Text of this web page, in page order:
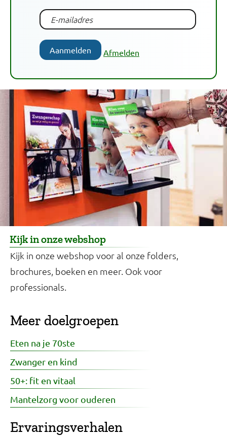
Aanmelden Afmelden
Kijk in onze webshop
Kijk in onze webshop voor al onze folders,
brochures, boeken en meer. Ook voor
professionals.
Meer doelgroepen
Eten na je 70ste
Zwanger en kind
50+: fit en vitaal
Mantelzorg voor ouderen
Ervaringsverhalen